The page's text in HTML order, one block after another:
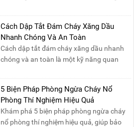
sản phẩm phù hợp!
Cách Dập Tắt Đám Cháy Xăng Dầu
Nhanh Chóng Và An Toàn
Cách dập tắt đám cháy xăng dầu nhanh
chóng và an toàn là một kỹ năng quan
cháy xăng dầu rất dễ lan rộng và gây thiệt
hại nghiêm trọng nếu không được xử lý kịp
thời. Vì vậy, việc hiểu rõ các phương pháp
dập tắt...
5 Biện Pháp Phòng Ngừa Cháy Nổ
Phòng Thí Nghiệm Hiệu Quả
Khám phá 5 biện pháp phòng ngừa cháy
nổ phòng thí nghiệm hiệu quả, giúp bảo